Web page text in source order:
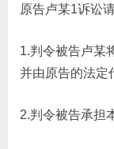
原告卢某1诉讼
1.判令被告卢某
并由原告的法定
2.判令被告承担